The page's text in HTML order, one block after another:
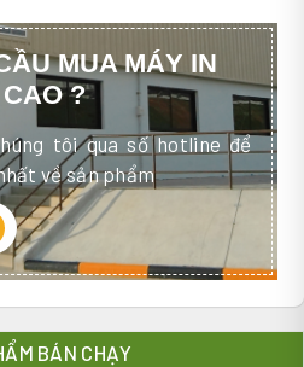
MUA MÁY IN
?
tôi qua số hotline để
về sản phẩm
BÁN CHẠY